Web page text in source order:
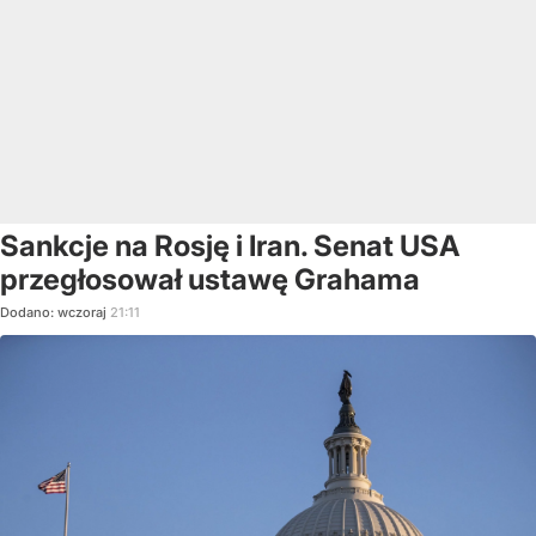
Sankcje na Rosję i Iran. Senat USA
przegłosował ustawę Grahama
Dodano: wczoraj 21:11